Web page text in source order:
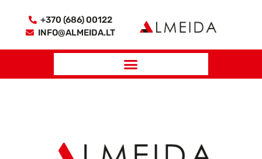
+370 (686) 00122
INFO@ALMEIDA.LT